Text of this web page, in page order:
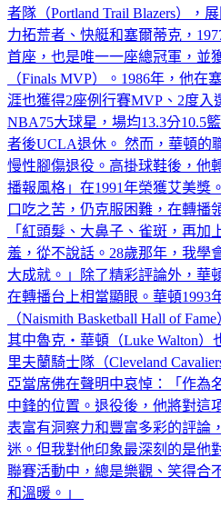
錄。1974年，他以選秀狀元之姿
者隊（Portland Trail Blazers），
力拓荒者、快艇和塞爾蒂克，
首座，也是唯一一座總冠軍，並
（Finals MVP）。1986年，他在
涯也獲得2座例行賽MVP、2度入
NBA75大球星，場均13.3分10.5
者後UCLA退休。 然而，華頓的
慢性腳傷退役。高掛球鞋後，他
播報風格」在1991年榮獲艾美獎
口吃之苦，仍克服困難，在轉播
「紅頭髮、大鼻子、雀斑，再加
羞，從不說話。28歲那年，我學
大成就。」除了精彩評論外，華
在轉播台上相當顯眼。華頓
（Naismith Basketball Hall of
其中魯克・華頓（Luke Walton
里夫蘭騎士隊（Cleveland
亞當席佛在聲明中哀悼：「作為
中鋒的位置。退役後，他將對這
表富有洞察力和豐富多彩的評論
迷。但我對他印象最深刻的是他
聯賽活動中，總是樂觀、笑得合